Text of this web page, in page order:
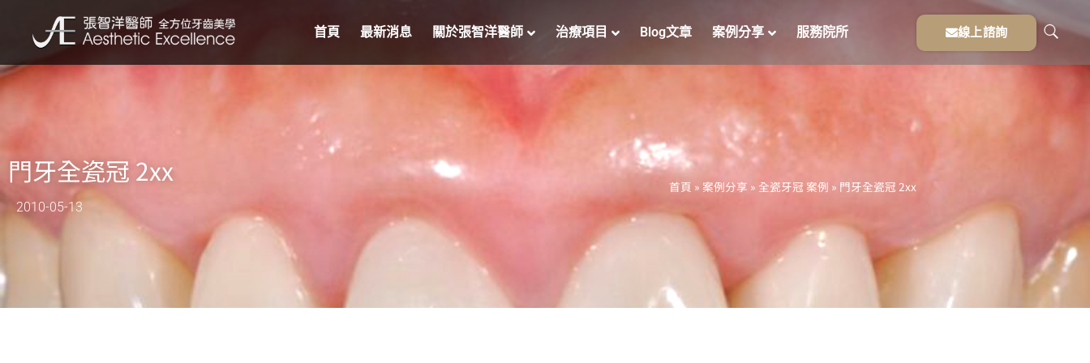
首頁 最新消息 關於張智洋醫師 治療項目 Blog文章 案例分享 服務院所 線上諮詢
門牙全瓷冠 2xx
2010-05-13
首頁 » 案例分享 » 全瓷牙冠 案例 » 門牙全瓷冠 2xx